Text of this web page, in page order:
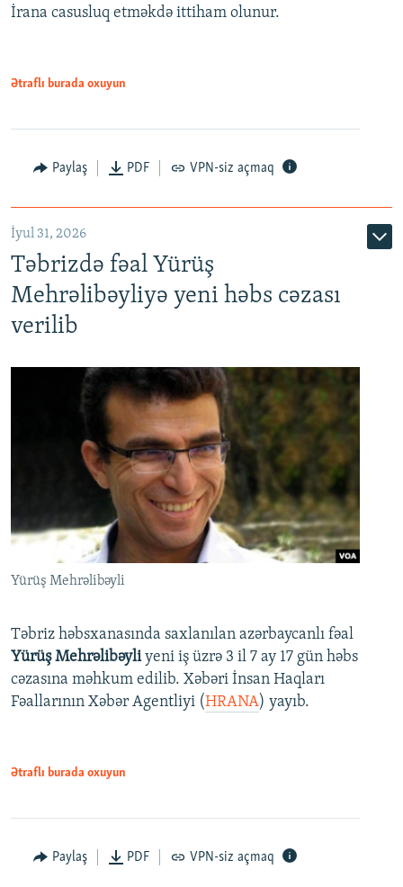
İrana casusluq etməkdə ittiham olunur.
Ətraflı burada oxuyun
Paylaş PDF VPN-siz açmaq
İyul 31, 2026
Təbrizdə fəal Yürüş
Mehrəlibəyliyə yeni həbs cəzası
verilib
Yürüş Mehrəlibəyli
Təbriz həbsxanasında saxlanılan azərbaycanlı fəal
Yürüş Mehrəlibəyliyeni iş üzrə 3 il 7 ay 17 gün həbs
cəzasına məhkum edilib. Xəbəri İnsan Haqları
Fəallarının Xəbər Agentliyi (HRANA) yayıb.
Ətraflı burada oxuyun
Paylaş PDF VPN-siz açmaq